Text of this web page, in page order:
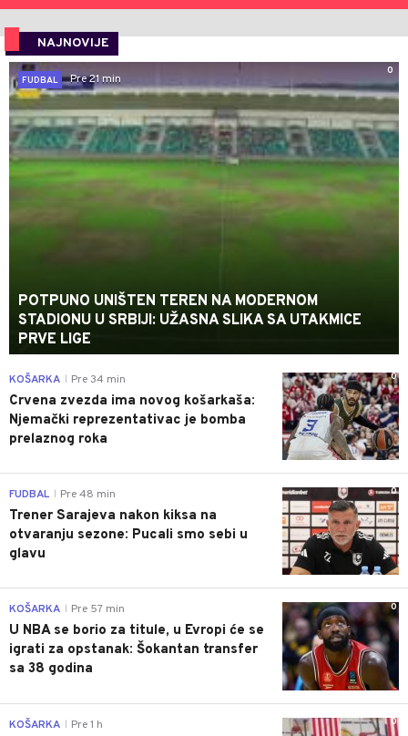
NAJNOVIJE
0
FUDBAL
Pre 21 min
POTPUNO UNIŠTEN TEREN NA MODERNOM
STADIONU U SRBIJI: UŽASNA SLIKA SA UTAKMICE
PRVE LIGE
0
KOŠARKA Pre 34 min
Crvena zvezda ima novog košarkaša:
Njemački reprezentativac je bomba
prelaznog roka
0
FUDBAL Pre 48 min
Trener Sarajeva nakon kiksa na
otvaranju sezone: Pucali smo sebi u
glavu
0
KOŠARKA Pre 57 min
U NBA se borio za titule, u Evropi će se
igrati za opstanak: Šokantan transfer
sa 38 godina
0
KOŠARKA Pre 1 h